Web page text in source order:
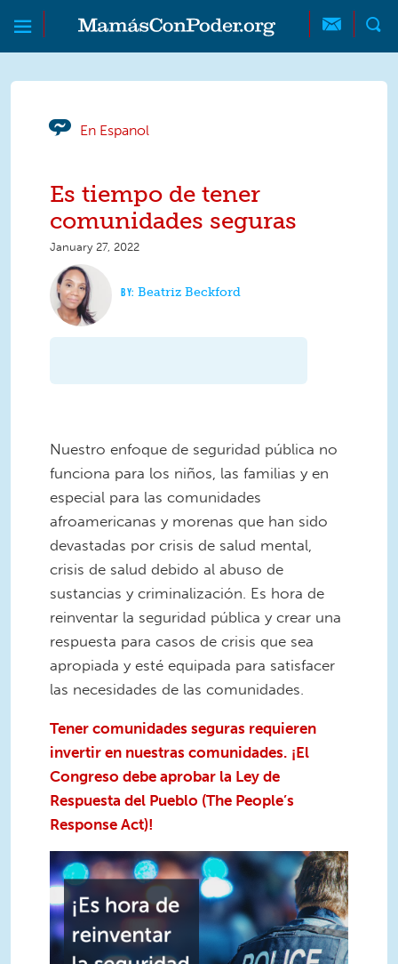
Skip to main content
Skip to main content
MamásConPoder
En Espanol
Es tiempo de tener
comunidades seguras
January 27, 2022
Beatriz Beckford
Nuestro enfoque de seguridad pública no
funciona para los niños, las familias y en
especial para las comunidades
afroamericanas y morenas que han sido
devastadas por crisis de salud mental,
crisis de salud debido al abuso de
sustancias y criminalización. Es hora de
reinventar la seguridad pública y crear una
respuesta para casos de crisis que sea
apropiada y esté equipada para satisfacer
las necesidades de las comunidades.
Tener comunidades seguras requieren
invertir en nuestras comunidades. ¡El
Congreso debe aprobar la Ley de
Respuesta del Pueblo (The People’s
Response Act)!